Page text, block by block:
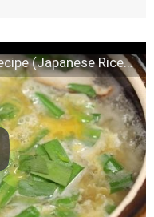
Garlic Chive Egg-Drop Zosui Recipe (Japanese Rice Soup with Shiitake Mushroom) | Cooking with Dog